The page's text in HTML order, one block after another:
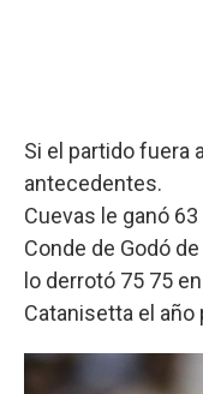
Si el partido fuera
antecedentes.
Cuevas le ganó
Conde de Godó
lo derrotó 75 75
Catanisetta el año